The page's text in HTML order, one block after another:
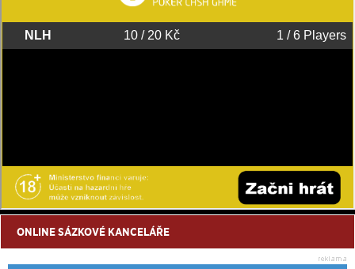
ONLINE SÁZKOVÉ KANCELÁŘE